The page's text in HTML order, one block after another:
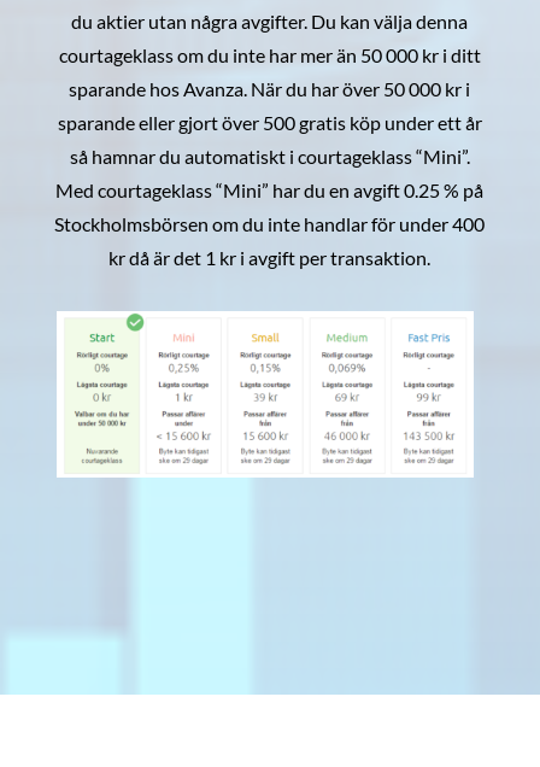
du aktier utan några avgifter. Du kan välja denna
courtageklass om du inte har mer än 50 000 kr i ditt
sparande hos Avanza. När du har över 50 000 kr i
sparande eller gjort över 500 gratis köp under ett år
så hamnar du automatiskt i courtageklass “Mini”.
Med courtageklass “Mini” har du en avgift 0.25 % på
Stockholmsbörsen om du inte handlar för under 400
kr då är det 1 kr i avgift per transaktion.